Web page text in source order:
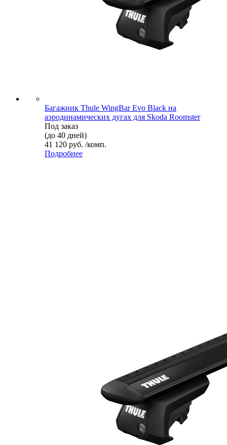
Багажник Thule WingBar Evo Black на
аэродинамических дугах для Skoda Roomster
Под заказ
(до 40 дней)
41 120 руб. /комп.
Подробнее